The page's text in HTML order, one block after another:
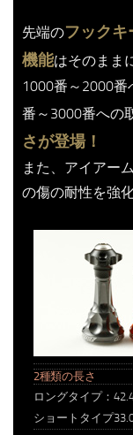
先端のフック
機能はそのまま
1000番～2000
番～3000番への
さが登場！
また、アイアー
の傷の耐性を強化
2種類の長さ
ロングタイプ：
ショートタイプ